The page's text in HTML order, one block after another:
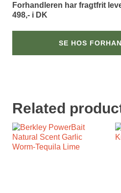
Forhandleren har fragtfrit
498,- i DK
SE HOS
Related